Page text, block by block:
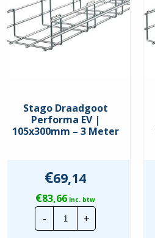
Stago Draadgoot
Performa EV |
105x300mm – 3 Meter
€69,14
€83,66 inc. btw
-
Stago
Draadgoot
Performa
+